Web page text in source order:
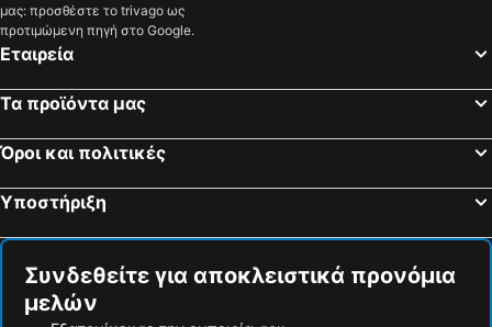
μας: προσθέστε το trivago ως
προτιμώμενη πηγή στο Google.
Εταιρεία
Τα προϊόντα μας
Όροι και πολιτικές
Υποστήριξη
Συνδεθείτε για αποκλειστικά προνόμια
μελών